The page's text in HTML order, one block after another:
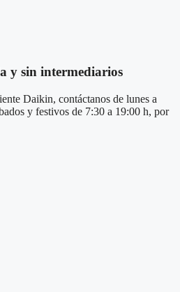
y sin intermediarios
Daikin, contáctanos de lunes a
y festivos de 7:30 a 19:00 h, por